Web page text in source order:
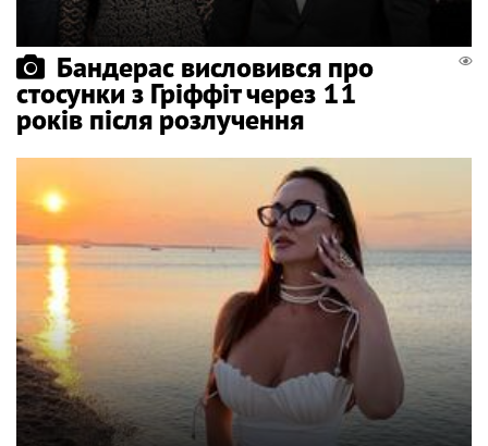
Бандерас висловився про
стосунки з Гріффіт через 11
років після розлучення